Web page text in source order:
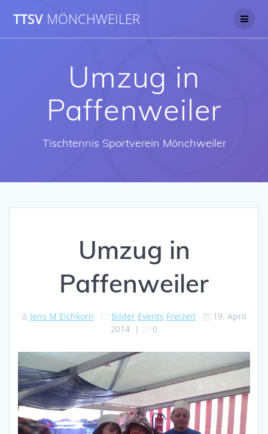
to
TTSV MÖNCHWEILER
Umzug in
Paffenweiler
Tischtennis Sportverein Mönchweiler
Umzug in
Paffenweiler
Jens M Eichkorn Bilder Events Freizeit
19. April
2014 | 0